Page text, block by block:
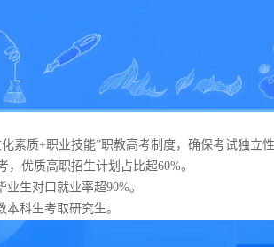
素质+职业技能”职教高考制度，确保考试独立
优质高职招生计划占比超60%。
生对口就业率超90%。
科生考取研究生。